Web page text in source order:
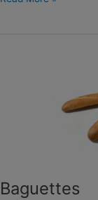
Baguettes